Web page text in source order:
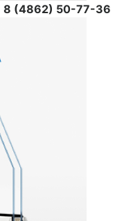
8 (4862) 50-77-36